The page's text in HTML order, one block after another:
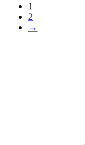
1
2
→